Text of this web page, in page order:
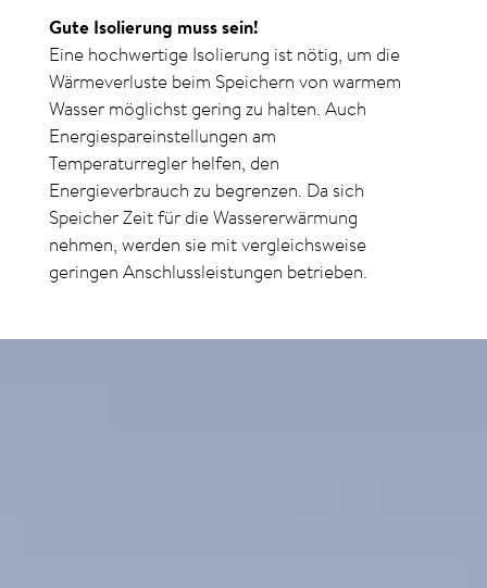
Gute Isolierung muss sein!
Eine hochwertige Isolierung ist nötig, um die
Wärmeverluste beim Speichern von warmem
Wasser möglichst gering zu halten. Auch
Energiespareinstellungen am
Temperaturregler helfen, den
Energieverbrauch zu begrenzen. Da sich
Speicher Zeit für die Wassererwärmung
nehmen, werden sie mit vergleichs­weise
geringen Anschluss­leistungen betrieben.